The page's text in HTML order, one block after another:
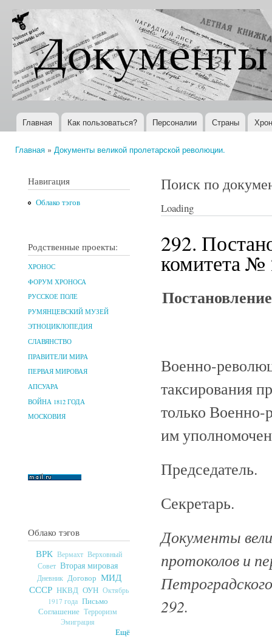
Документы
XX века
Всемирная
история в
Интернете
Главное меню
Главная Как пользоваться? Персоналии Страны
Главная » Документы великой пролетарской революции.
Навигация
Облако тэгов
Родственные проекты:
ХРОНОС
ФОРУМ ХРОНОСА
РУССКОЕ ПОЛЕ
РУМЯНЦЕВСКИЙ МУЗЕЙ
ЭТНОЦИКЛОПЕДИЯ
СЛАВЯНСТВО
ПРАВИТЕЛИ МИРА
ПЕРВАЯ МИРОВАЯ
АПСУАРА
ВОЙНА 1812 ГОДА
МОСКОВИЯ
Облако тэгов
ВРК Вермахт Верховный
Совет Вторая мировая
Дневник Договор МИД
СССР НКВД ОУН Октябрь
1917 года Письмо
Соглашение Терроризм
Эмиграция
Ещё
Поиск по
Loading
292.
комитета №
Военно-
таксирования
только
им
Председатель.
Секретарь.
Документы
протоколов и
292.